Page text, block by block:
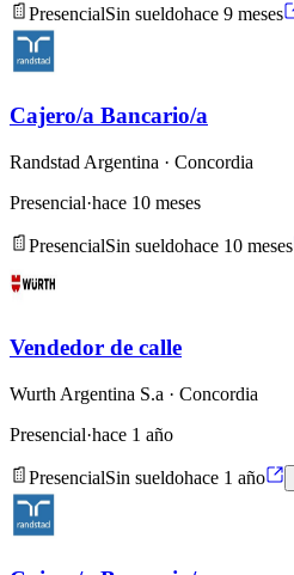
PresencialSin sueldohace 9 meses
Cajero/a Bancario/a
Randstad Argentina · Concordia
Presencial·hace 10 meses
PresencialSin sueldohace 10 meses
Vendedor de calle
Wurth Argentina S.a · Concordia
Presencial·hace 1 año
PresencialSin sueldohace 1 año